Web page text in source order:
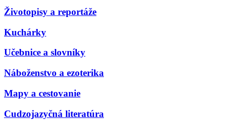
Životopisy a reportáže
Kuchárky
Učebnice a slovníky
Náboženstvo a ezoterika
Mapy a cestovanie
Cudzojazyčná literatúra